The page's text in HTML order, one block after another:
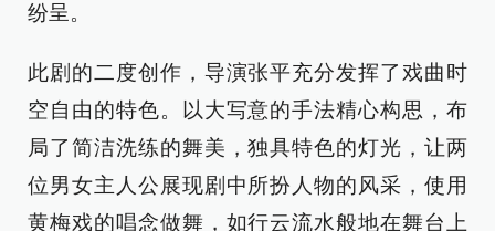
纷呈。
此剧的二度创作，导演张平充分发挥了戏曲时
空自由的特色。以大写意的手法精心构思，布
局了简洁洗练的舞美，独具特色的灯光，让两
位男女主人公展现剧中所扮人物的风采，使用
黄梅戏的唱念做舞，如行云流水般地在舞台上